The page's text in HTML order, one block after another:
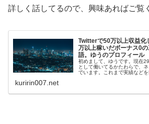
詳しく話してるので、興味あればご覧
Twitterで50万以上収益化
万以上稼いだボーナス0
語。ゆうのプロフィール
初めまして、ゆうです。現在
として働いてるかたわらで、
でいます。これまで実績など
kuririn007.net